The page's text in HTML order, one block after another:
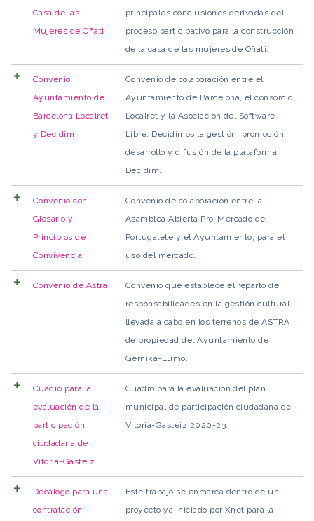
Casa de las
Mujeres de Oñati
principales conclusiones derivadas del
proceso participativo para la construcción
de la casa de las mujeres de Oñati.
Convenio
Ayuntamiento de
Barcelona Localret
y Decidim
Convenio de colaboración entre el
Ayuntamiento de Barcelona, el consorcio
Localret y la Asociación del Software
Libre. Decidimos la gestión, promoción,
desarrollo y difusión de la plataforma
Decidim.
Convenio con
Glosario y
Principios de
Convivencia
Convenio de colaboración entre la
Asamblea Abierta Pro-Mercado de
Portugalete y el Ayuntamiento, para el
uso del mercado.
Convenio de Astra
Convenio que establece el reparto de
responsabilidades en la gestión cultural
llevada a cabo en los terrenos de ASTRA
de propiedad del Ayuntamiento de
Gernika-Lumo.
Cuadro para la
evaluación de la
participación
ciudadana de
Vitoria-Gasteiz
Cuadro para la evaluación del plan
municipal de participación ciudadana de
Vitoria-Gasteiz 2020-23.
Decálogo para una
contratación
Este trabajo se enmarca dentro de un
proyecto ya iniciado por Xnet para la